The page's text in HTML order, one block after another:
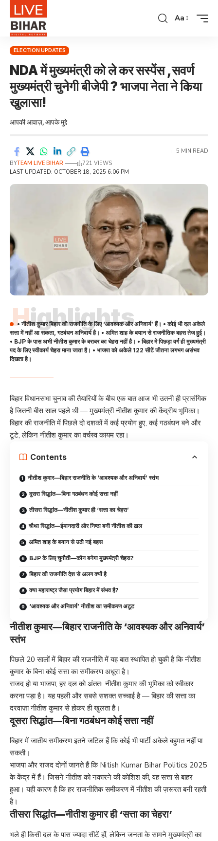
Aa
ELECTION UPDATES
NDA में मुख्यमंत्री को ले कर सस्पेंस ,सवर्ण
मुख्यमंत्री चुनेगी बीजेपी ? भाजपा नेता ने किया
खुलासा!
आपकी आवाज़, आपके मुद्दे
LAST UPDATED: OCTOBER 18, 2025 6:06 PM
BYTEAM LIVE BIHAR 721 VIEWS
5 MIN READ
Highlights
• नीतीश कुमार बिहार की राजनीति के लिए ‘आवश्यक और अनिवार्य’ हैं। • कोई भी दल अकेले
सत्ता में नहीं आ सकता, गठबंधन अनिवार्य है। • अमित शाह के बयान से राजनीतिक बहस तेज हुई।
• BJP के पास अभी नीतीश कुमार के बराबर का चेहरा नहीं है। • बिहार में पिछड़ा वर्ग ही मुख्यमंत्री
पद के लिए स्वीकार्य चेहरा माना जाता है। • भाजपा को अकेले 122 सीटें जीतना लगभग असंभव
दिखता है।
बिहार विधानसभा चुनाव की तैयारियों के बीच एक बात आज भी उतनी ही प्रासंगिक
है जितनी बीस साल पहले थी — मुख्यमंत्री नीतीश कुमार की केंद्रीय भूमिका।
बिहार की राजनीति में पिछले दो दशकों में कई प्रयोग हुए, कई गठबंधन बने और
टूटे, लेकिन नीतीश कुमार का वर्चस्व कायम रहा।
Contents
नीतीश कुमार—बिहार राजनीति के ‘आवश्यक और अनिवार्य’ स्तंभ
दूसरा सिद्धांत—बिना गठबंधन कोई सत्ता नहीं
तीसरा सिद्धांत—नीतीश कुमार ही ‘सत्ता का चेहरा’
चौथा सिद्धांत—ईमानदारी और निष्ठा बनी नीतीश की ढाल
अमित शाह के बयान से उठी नई बहस
BJP के लिए चुनौती—कौन बनेगा मुख्यमंत्री चेहरा?
बिहार की राजनीति देश से अलग क्यों है
क्या महाराष्ट्र जैसा प्रयोग बिहार में संभव है?
‘आवश्यक और अनिवार्य’ नीतीश का समीकरण अटूट
नीतीश कुमार—बिहार राजनीति के ‘आवश्यक और अनिवार्य’
स्तंभ
पिछले 20 सालों में बिहार की राजनीति में यह बात स्थापित हो चुकी है कि नीतीश
कुमार के बिना कोई सत्ता का समीकरण अधूरा है।
राजद हो या भाजपा, हर दल को अंततः नीतीश कुमार की भूमिका को स्वीकार
करना पड़ा है। यह पहली और सबसे सशक्त सच्चाई है — बिहार की सत्ता का
दरवाज़ा नीतीश कुमार से होकर ही खुलता है।
दूसरा सिद्धांत—बिना गठबंधन कोई सत्ता नहीं
बिहार में जातीय समीकरण इतने जटिल हैं कि कोई भी पार्टी अकेले बहुमत नहीं पा
सकती।
भाजपा और राजद दोनों जानते हैं कि Nitish Kumar Bihar Politics 2025
के केंद्र में हैं। जिसने नीतीश को नकारने की कोशिश की, वह सत्ता से बाहर
हुआ। यही कारण है कि हर राजनीतिक समीकरण में नीतीश की ज़रूरत बनी रहती
है।
तीसरा सिद्धांत—नीतीश कुमार ही ‘सत्ता का चेहरा’
भले ही किसी दल के पास ज्यादा सीटें हों, लेकिन जनता के सामने मुख्यमंत्री का